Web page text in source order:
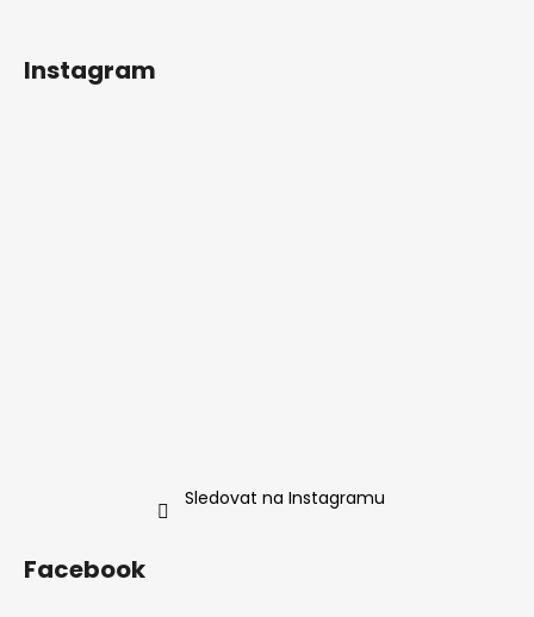
Instagram
Sledovat na Instagramu
Facebook